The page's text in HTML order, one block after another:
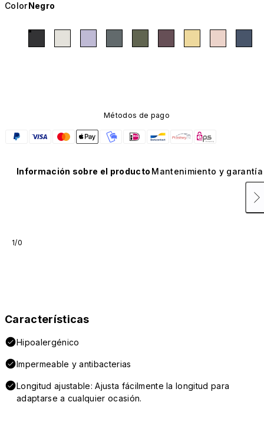
ColorNegro
Métodos de pago
Información sobre el producto Mantenimiento y garantía
1/0
Características
Hipoalergénico
Impermeable y antibacterias
Longitud ajustable: Ajusta fácilmente la longitud para
adaptarse a cualquier ocasión.